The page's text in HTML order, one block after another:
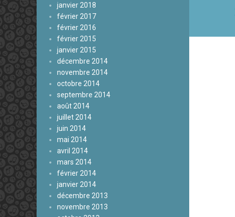
janvier 2018
février 2017
février 2016
février 2015
janvier 2015
décembre 2014
novembre 2014
octobre 2014
septembre 2014
août 2014
juillet 2014
juin 2014
mai 2014
avril 2014
mars 2014
février 2014
janvier 2014
décembre 2013
novembre 2013